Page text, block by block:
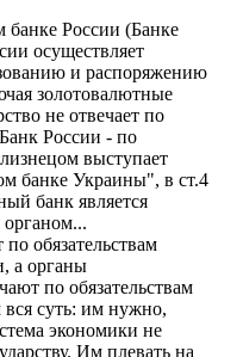
банке России (Банке
осуществляет
и распоряжению
золотовалютные
не отвечает по
России - по
выступает
банке Украины", в ст.4
банк является
обязательствам
а органы
по обязательствам
суть: им нужно,
экономики не
Им плевать на